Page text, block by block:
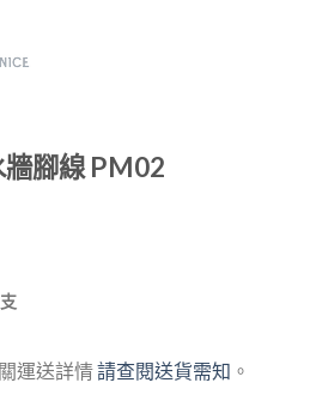
腳線 PM02
運送詳情請查閱送貨需知 。